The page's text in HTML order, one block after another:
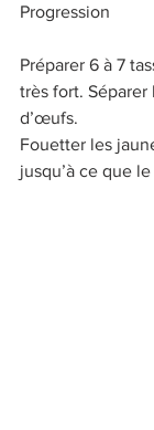
Progression
Préparer 6 à 7
très fort. Séparer
d’œufs.
Fouetter les
jusqu’à ce que